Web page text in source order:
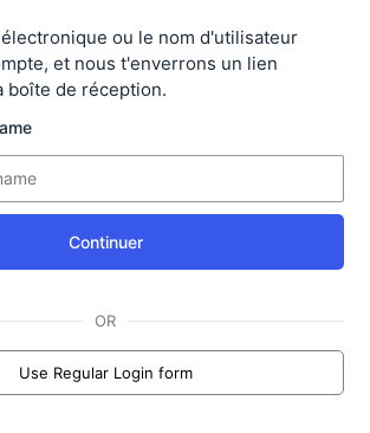
ou le nom d'utilisateur
et nous t'enverrons un lien
boîte de réception.
Continuer
OR
Use Regular Login form